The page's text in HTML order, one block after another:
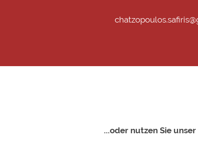
...oder nutzen Sie